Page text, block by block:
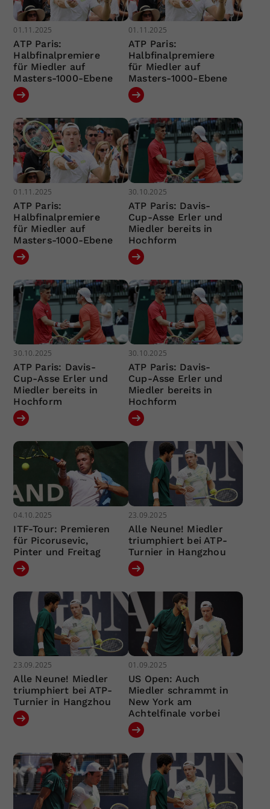
01.11.2025
ATP Paris:
Halbfinalpremiere
für Miedler auf
Masters-1000-Ebene
01.11.2025
ATP Paris:
Halbfinalpremiere
für Miedler auf
Masters-1000-Ebene
01.11.2025
ATP Paris:
Halbfinalpremiere
für Miedler auf
Masters-1000-Ebene
30.10.2025
ATP Paris: Davis-
Cup-Asse Erler und
Miedler bereits in
Hochform
30.10.2025
ATP Paris: Davis-
Cup-Asse Erler und
Miedler bereits in
Hochform
30.10.2025
ATP Paris: Davis-
Cup-Asse Erler und
Miedler bereits in
Hochform
04.10.2025
ITF-Tour: Premieren
für Picorusevic,
Pinter und Freitag
23.09.2025
Alle Neune! Miedler
triumphiert bei ATP-
Turnier in Hangzhou
23.09.2025
Alle Neune! Miedler
triumphiert bei ATP-
Turnier in Hangzhou
01.09.2025
US Open: Auch
Miedler schrammt in
New York am
Achtelfinale vorbei